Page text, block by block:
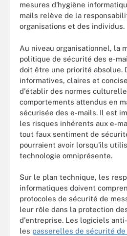
mesures d'hygiène
mails relève de la
organisations et des individus.
Au niveau organisationnel, la
politique de sécurité des e-
doit être une priorité absolue.
informatives, claires et
d'établir des normes
comportements attendus en
sécurisée des e-mails. Il est
les risques inhérents aux e-
tout faux sentiment de
pourraient avoir lorsqu'ils
technologie omniprésente.
Sur le plan technique, les
informatiques doivent
protocoles de sécurité de
leur rôle dans la protection
d'entreprise. Les logiciels
les passerelles de sécurité de